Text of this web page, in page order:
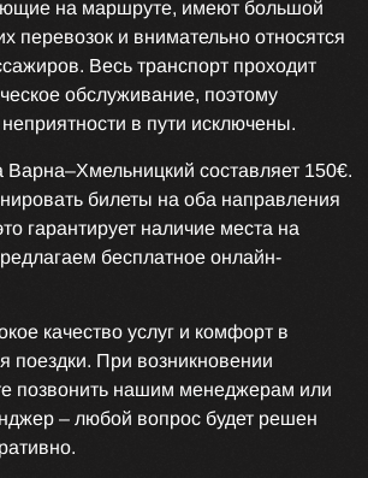
на маршруте, имеют большой
перевозок и внимательно относятся
Весь транспорт проходит
обслуживание, поэтому
в пути исключены.
Варна–Хмельницкий составляет 150€.
билеты на оба направления
гарантирует наличие места на
бесплатное онлайн-
качество услуг и комфорт в
поездки. При возникновении
позвонить нашим менеджерам или
– любой вопрос будет решен